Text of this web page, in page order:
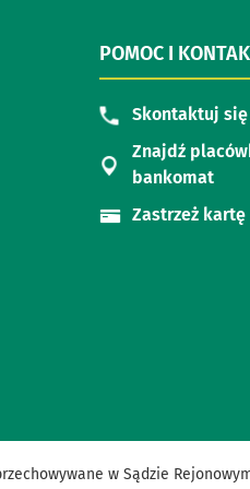
POMOC I
Skontaktuj się
Znajdź
bankomat
Zastrzeż kartę
w Sądzie